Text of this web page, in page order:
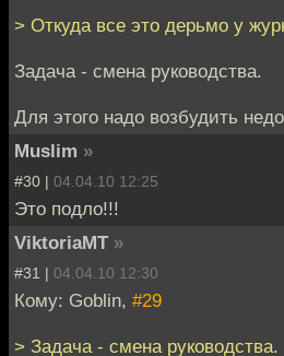
> Откуда все это дерьмо у
Задача - смена руководства.
Для этого надо возбудить
Muslim »
#30 | 04.04.10 12:25
Это подло!!!
ViktoriaMT »
#31 | 04.04.10 12:30
Кому: Goblin, #29
> Задача - смена руководства.